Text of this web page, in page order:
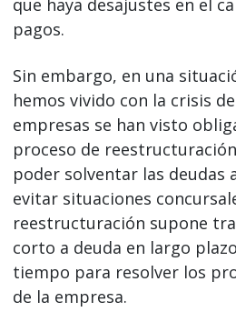
que haya desajustes en el
pagos.
Sin embargo, en una
hemos vivido con la crisis
empresas se han visto
proceso de
poder solventar las deudas
evitar situaciones
reestructuración supone
corto a deuda en largo
tiempo para resolver los
de la empresa.